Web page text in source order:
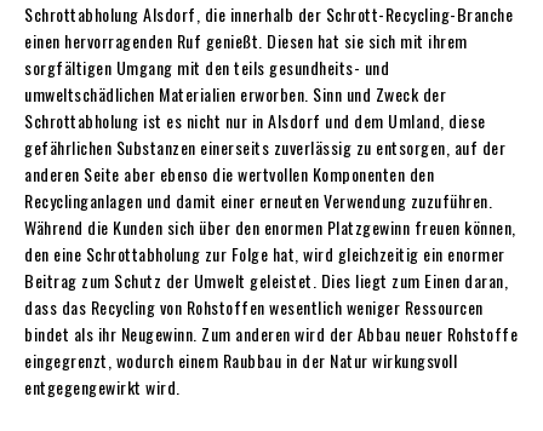
Schrottabholung Alsdorf, die innerhalb der Schrott-Recycling-Branche
einen hervorragenden Ruf genießt. Diesen hat sie sich mit ihrem
sorgfältigen Umgang mit den teils gesundheits- und
umweltschädlichen Materialien erworben. Sinn und Zweck der
Schrottabholung ist es nicht nur in Alsdorf und dem Umland, diese
gefährlichen Substanzen einerseits zuverlässig zu entsorgen, auf der
anderen Seite aber ebenso die wertvollen Komponenten den
Recyclinganlagen und damit einer erneuten Verwendung zuzuführen.
Während die Kunden sich über den enormen Platzgewinn freuen können,
den eine Schrottabholung zur Folge hat, wird gleichzeitig ein enormer
Beitrag zum Schutz der Umwelt geleistet. Dies liegt zum Einen daran,
dass das Recycling von Rohstoffen wesentlich weniger Ressourcen
bindet als ihr Neugewinn. Zum anderen wird der Abbau neuer Rohstoffe
eingegrenzt, wodurch einem Raubbau in der Natur wirkungsvoll
entgegengewirkt wird.